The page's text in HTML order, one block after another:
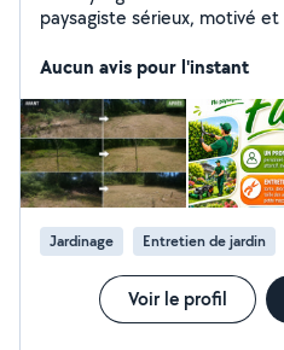
paysagiste sérieux, motivé
Tonte de pelouse Débroussaillage Taille de haies et
Évacuation des déchets verts Intervention
ou contrat d'entretien annuel Travail soigné Devis gratuit
Déplacement rapide Bénéficiez de 50 % de crédit
d'impôt selon les conditions en vigueur
me contacter en message
un devis gratuit.
Aucun avis pour l'instant
Jardinage Entretien de jardin
Voir le profil